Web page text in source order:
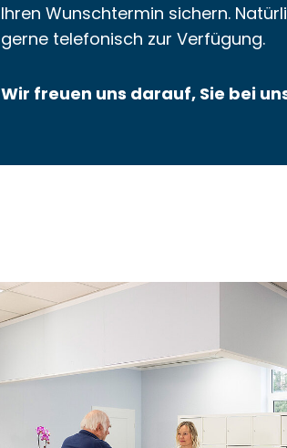
Ihren Wunschtermin sichern.
gerne telefonisch zur Verfügung.
Wir freuen uns darauf, Sie bei